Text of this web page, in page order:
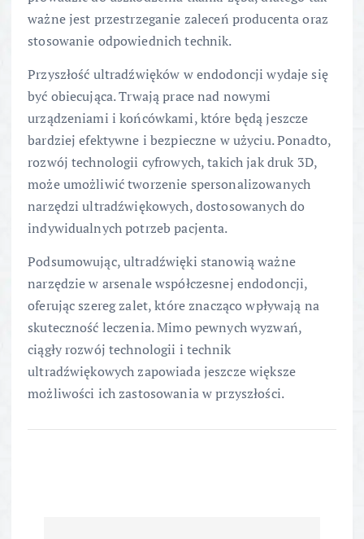
ważne jest przestrzeganie zaleceń producenta oraz
stosowanie odpowiednich technik.
Przyszłość ultradźwięków w endodoncji wydaje się
być obiecująca. Trwają prace nad nowymi
urządzeniami i końcówkami, które będą jeszcze
bardziej efektywne i bezpieczne w użyciu. Ponadto,
rozwój technologii cyfrowych, takich jak druk 3D,
może umożliwić tworzenie spersonalizowanych
narzędzi ultradźwiękowych, dostosowanych do
indywidualnych potrzeb pacjenta.
Podsumowując, ultradźwięki stanowią ważne
narzędzie w arsenale współczesnej endodoncji,
oferując szereg zalet, które znacząco wpływają na
skuteczność leczenia. Mimo pewnych wyzwań,
ciągły rozwój technologii i technik
ultradźwiękowych zapowiada jeszcze większe
możliwości ich zastosowania w przyszłości.